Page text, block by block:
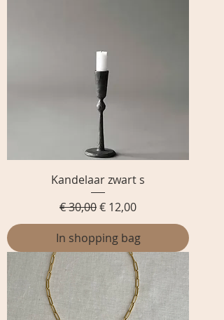
Kandelaar zwart s
Normale prijs
€ 30,00Verkoopprijs
€ 12,00
In shopping bag